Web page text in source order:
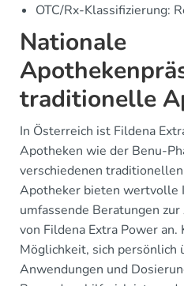
OTC/Rx-Klassifizierung:
Nationale
traditionelle
In Österreich ist Fildena
Apotheken wie der Benu-
verschiedenen
Apotheker bieten wertvolle
umfassende Beratungen
von Fildena Extra Power an.
Möglichkeit, sich persönlich
Anwendungen und